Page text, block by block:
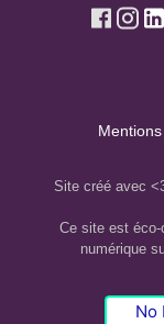
Site créé avec
Ce site est éco-
numérique
No